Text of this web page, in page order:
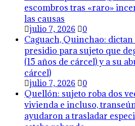
escombros tras «raro»
las causas
julio 7, 2026 0
Caguach, Quinchao: dictan
presidio para sujeto que
(15 años de cárcel) y a su
cárcel)
julio 7, 2026 0
Quellón: sujeto roba dos
vivienda e incluso,
ayudaron a trasladar